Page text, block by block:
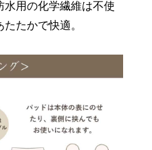
水用の化学繊維は不使
たかで快適。